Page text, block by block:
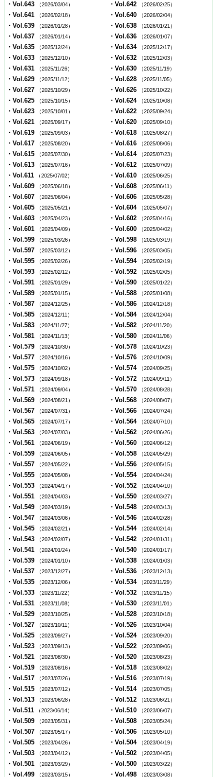
・Vol.643 （2026/03/04） ・Vol.642 （2026/02/25）
・Vol.641 （2026/02/18） ・Vol.640 （2026/02/04）
・Vol.639 （2026/01/28） ・Vol.638 （2026/01/21）
・Vol.637 （2026/01/14） ・Vol.636 （2026/01/07）
・Vol.635 （2025/12/24） ・Vol.634 （2025/12/17）
・Vol.633 （2025/12/10） ・Vol.632 （2025/12/03）
・Vol.631 （2025/11/26） ・Vol.630 （2025/11/19）
・Vol.629 （2025/11/12） ・Vol.628 （2025/11/05）
・Vol.627 （2025/10/29） ・Vol.626 （2025/10/22）
・Vol.625 （2025/10/15） ・Vol.624 （2025/10/08）
・Vol.623 （2025/10/01） ・Vol.622 （2025/09/24）
・Vol.621 （2025/09/17） ・Vol.620 （2025/09/10）
・Vol.619 （2025/09/03） ・Vol.618 （2025/08/27）
・Vol.617 （2025/08/20） ・Vol.616 （2025/08/06）
・Vol.615 （2025/07/30） ・Vol.614 （2025/07/23）
・Vol.613 （2025/07/16） ・Vol.612 （2025/07/09）
・Vol.611 （2025/07/02） ・Vol.610 （2025/06/25）
・Vol.609 （2025/06/18） ・Vol.608 （2025/06/11）
・Vol.607 （2025/06/04） ・Vol.606 （2025/05/28）
・Vol.605 （2025/05/21） ・Vol.604 （2025/05/07）
・Vol.603 （2025/04/23） ・Vol.602 （2025/04/16）
・Vol.601 （2025/04/09） ・Vol.600 （2025/04/02）
・Vol.599 （2025/03/26） ・Vol.598 （2025/03/19）
・Vol.597 （2025/03/12） ・Vol.596 （2025/03/05）
・Vol.595 （2025/02/26） ・Vol.594 （2025/02/19）
・Vol.593 （2025/02/12） ・Vol.592 （2025/02/05）
・Vol.591 （2025/01/29） ・Vol.590 （2025/01/22）
・Vol.589 （2025/01/15） ・Vol.588 （2025/01/08）
・Vol.587 （2024/12/25） ・Vol.586 （2024/12/18）
・Vol.585 （2024/12/11） ・Vol.584 （2024/12/04）
・Vol.583 （2024/11/27） ・Vol.582 （2024/11/20）
・Vol.581 （2024/11/13） ・Vol.580 （2024/11/06）
・Vol.579 （2024/10/30） ・Vol.578 （2024/10/23）
・Vol.577 （2024/10/16） ・Vol.576 （2024/10/09）
・Vol.575 （2024/10/02） ・Vol.574 （2024/09/25）
・Vol.573 （2024/09/18） ・Vol.572 （2024/09/11）
・Vol.571 （2024/09/04） ・Vol.570 （2024/08/28）
・Vol.569 （2024/08/21） ・Vol.568 （2024/08/07）
・Vol.567 （2024/07/31） ・Vol.566 （2024/07/24）
・Vol.565 （2024/07/17） ・Vol.564 （2024/07/10）
・Vol.563 （2024/07/03） ・Vol.562 （2024/06/26）
・Vol.561 （2024/06/19） ・Vol.560 （2024/06/12）
・Vol.559 （2024/06/05） ・Vol.558 （2024/05/29）
・Vol.557 （2024/05/22） ・Vol.556 （2024/05/15）
・Vol.555 （2024/05/08） ・Vol.554 （2024/04/24）
・Vol.553 （2024/04/17） ・Vol.552 （2024/04/10）
・Vol.551 （2024/04/03） ・Vol.550 （2024/03/27）
・Vol.549 （2024/03/19） ・Vol.548 （2024/03/13）
・Vol.547 （2024/03/06） ・Vol.546 （2024/02/28）
・Vol.545 （2024/02/21） ・Vol.544 （2024/02/14）
・Vol.543 （2024/02/07） ・Vol.542 （2024/01/31）
・Vol.541 （2024/01/24） ・Vol.540 （2024/01/17）
・Vol.539 （2024/01/10） ・Vol.538 （2024/01/03）
・Vol.537 （2023/12/27） ・Vol.536 （2023/12/13）
・Vol.535 （2023/12/06） ・Vol.534 （2023/11/29）
・Vol.533 （2023/11/22） ・Vol.532 （2023/11/15）
・Vol.531 （2023/11/08） ・Vol.530 （2023/11/01）
・Vol.529 （2023/10/25） ・Vol.528 （2023/10/18）
・Vol.527 （2023/10/11） ・Vol.526 （2023/10/04）
・Vol.525 （2023/09/27） ・Vol.524 （2023/09/20）
・Vol.523 （2023/09/13） ・Vol.522 （2023/09/06）
・Vol.521 （2023/08/30） ・Vol.520 （2023/08/23）
・Vol.519 （2023/08/16） ・Vol.518 （2023/08/02）
・Vol.517 （2023/07/26） ・Vol.516 （2023/07/19）
・Vol.515 （2023/07/12） ・Vol.514 （2023/07/05）
・Vol.513 （2023/06/28） ・Vol.512 （2023/06/21）
・Vol.511 （2023/06/14） ・Vol.510 （2023/06/07）
・Vol.509 （2023/05/31） ・Vol.508 （2023/05/24）
・Vol.507 （2023/05/17） ・Vol.506 （2023/05/10）
・Vol.505 （2023/04/26） ・Vol.504 （2023/04/19）
・Vol.503 （2023/04/12） ・Vol.502 （2023/04/05）
・Vol.501 （2023/03/29） ・Vol.500 （2023/03/22）
・Vol.499 （2023/03/15） ・Vol.498 （2023/03/08）